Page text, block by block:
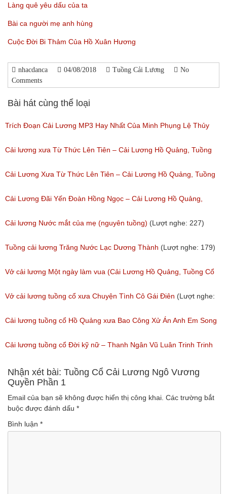
Làng quê yêu dấu của ta
Bài ca người mẹ anh hùng
Cuộc Đời Bi Thảm Của Hồ Xuân Hương
nhacdanca 04/08/2018 Tuồng Cải Lương
No
Comments
Bài hát cùng thể loại
Trích Đoạn Cải Lương MP3 Hay Nhất Của Minh Phụng Lệ Thủy
Phần 1
(Lượt nghe: 11,531)
Cải lương xưa Từ Thức Lên Tiên – Cải Lương Hồ Quảng, Tuồng
Cổ
(Lượt nghe: 258)
Cải Lương Xưa Từ Thức Lên Tiên – Cải Lương Hồ Quảng, Tuồng
Cổ
(Lượt nghe: 505)
Cải Lương Đãi Yến Đoàn Hồng Ngọc – Cải Lương Hồ Quảng,
Tuồng Cổ
(Lượt nghe: 243)
Cải lương Nước mắt của mẹ (nguyên tuồng) (Lượt nghe: 227)
Tuồng cải lương Trăng Nước Lạc Dương Thành (Lượt nghe: 179)
Vở cải lương Một ngày làm vua (Cải Lương Hồ Quảng, Tuồng Cổ
Xưa)
(Lượt nghe: 216)
Vở cải lương tuồng cổ xưa Chuyện Tình Cô Gái Điên (Lượt nghe:
146)
Cải lương tuồng cổ Hồ Quảng xưa Bao Công Xử Án Anh Em Song
Sinh
(Lượt nghe: 228)
Cải lương tuồng cổ Đời kỹ nữ – Thanh Ngân Vũ Luân Trinh Trinh
Cải Lương Hồ Quảng
(Lượt nghe: 157)
Nhận xét bài: Tuồng Cổ Cải Lương Ngô Vương
Quyền Phần 1
Email của bạn sẽ không được hiển thị công khai. Các trường bắt
buộc được đánh dấu *
Bình luận *